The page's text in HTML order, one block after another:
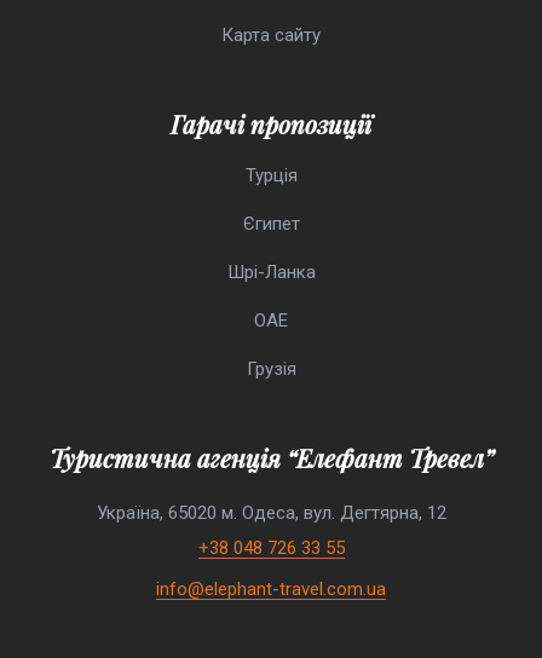
Карта сайту
Гарачі пропозиції
Турція
Єгипет
Шрі-Ланка
ОАЕ
Грузія
Туристична агенція “Елефант Тревел”
Україна, 65020 м. Одеса, вул. Дегтярна, 12
+38 048 726 33 55
info@elephant-travel.com.ua